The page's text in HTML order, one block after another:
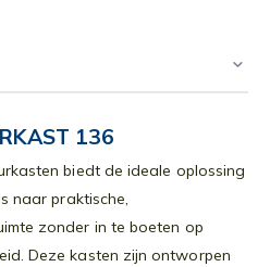
136
biedt de ideale oplossing
naar praktische,
zonder in te boeten op
Deze kasten zijn ontworpen